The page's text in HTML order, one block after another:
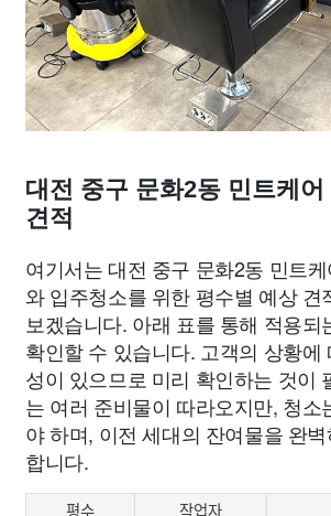
대전 중구 문화2동 민트케
견적
여기서는 대전 중구 문화2동 민트
와 입주청소를 위한 평수별 예상 견
보겠습니다. 아래 표를 통해 적용되
확인할 수 있습니다. 고객의 상황에
성이 있으므로 미리 확인하는 것이
는 여러 준비물이 따라오지만, 청소
야 하며, 이전 세대의 잔여물을 완
합니다.
평수 작업자